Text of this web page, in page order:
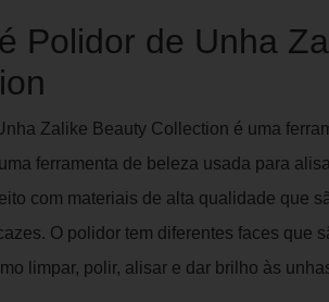
Polidor de Unha
Zalike Beauty Collection é uma
ferramenta de beleza usada para
com materiais de alta qualidade que
O polidor tem diferentes faces que
limpar, polir, alisar e dar brilho às